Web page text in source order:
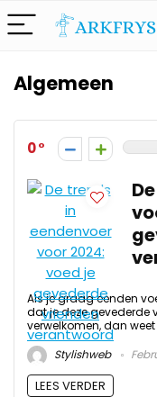
Algemeen
0
Als je graag eenden
dat je deze gevederde
verwelkomen, dan weet
Stylishweb
LEES VERDER